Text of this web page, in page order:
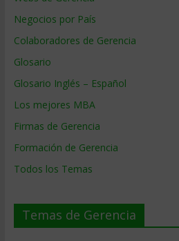
Negocios por País
Colaboradores de Gerencia
Glosario
Glosario Inglés – Español
Los mejores MBA
Firmas de Gerencia
Formación de Gerencia
Todos los Temas
Temas de Gerencia